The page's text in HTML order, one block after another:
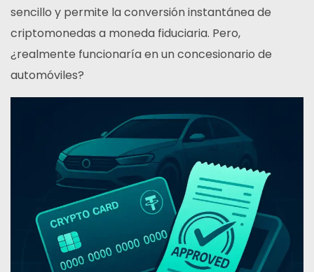
sencillo y permite la conversión instantánea de
criptomonedas a moneda fiduciaria. Pero,
¿realmente funcionaría en un concesionario de
automóviles?